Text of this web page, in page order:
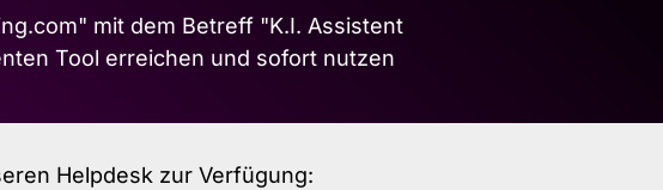
mit dem Betreff "K.I. Assistent
Tool erreichen und sofort nutzen
Helpdesk zur Verfügung: